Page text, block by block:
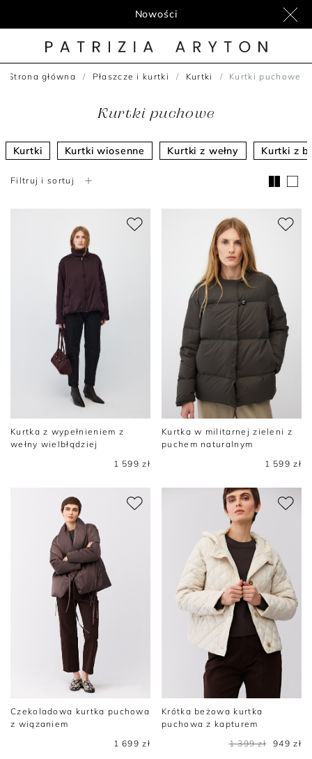
Nowości
Strona główna Płaszcze i kurtki Kurtki Kurtki puchowe
Kurtki puchowe
Kurtki Kurtki wiosenne Kurtki z wełny Kurtki z
Filtruj i sortuj
Kurtka z wypełnieniem z
wełny wielbłądziej
1 599 zł
Kurtka w militarnej zieleni z
puchem naturalnym
1 599 zł
Czekoladowa kurtka puchowa
z wiązaniem
1 699 zł
Krótka beżowa kurtka
puchowa z kapturem
1 399 zł
949 zł